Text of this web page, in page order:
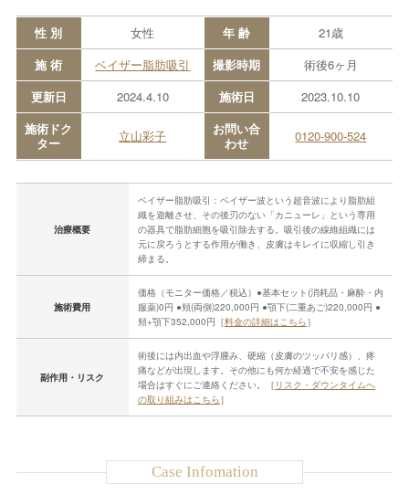
性 別 女性 年 齢
21歳
施 術
ベイザー脂肪吸引 撮影時期
術後6ヶ月
更新日
2024.4.10 施術日
2023.10.10
施術ドク
ター
立山彩子
お問い合
わせ
0120-900-524
治療概要
ベイザー脂肪吸引：ベイザー波という超音波により脂肪組
織を遊離させ、その後刃のない「カニューレ」という専用
の器具で脂肪細胞を吸引除去する。吸引後の線維組織には
元に戻ろうとする作用が働き、皮膚はキレイに収縮し引き
締まる。
施術費用
価格（モニター価格／税込）●基本セット(消耗品・麻酔・内
服薬)0円 ●頬(両側)220,000円 ●顎下(二重あご)220,000円 ●
頬+顎下352,000円［料金の詳細はこちら］
副作用・リスク
術後には内出血や浮腫み、硬縮（皮膚のツッパリ感）、疼
痛などが出現します。その他にも何か経過で不安を感じた
場合はすぐにご連絡ください。［ リスク・ダウンタイムへ
の取り組みはこちら］